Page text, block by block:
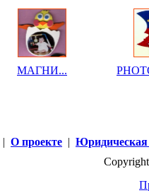
МАГНИ...
| О проекте |